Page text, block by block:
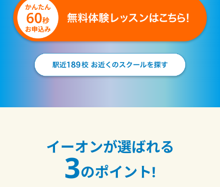
イーオンが選ばれる
3のポイント!